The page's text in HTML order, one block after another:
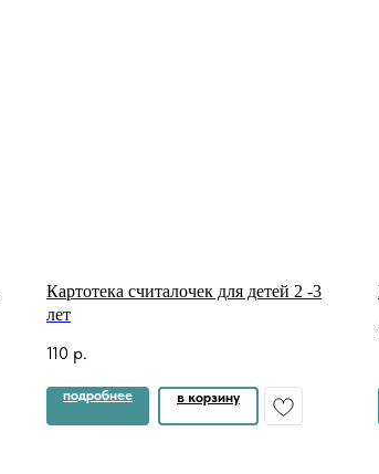
Картотека считалочек для детей 2 -3
лет
110 р.
подробнее в корзину